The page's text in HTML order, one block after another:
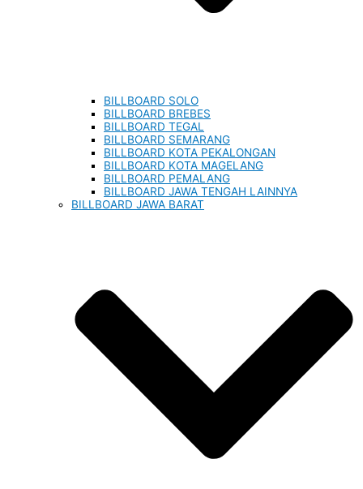
BILLBOARD SOLO
BILLBOARD BREBES
BILLBOARD TEGAL
BILLBOARD SEMARANG
BILLBOARD KOTA PEKALONGAN
BILLBOARD KOTA MAGELANG
BILLBOARD PEMALANG
BILLBOARD JAWA TENGAH LAINNYA
BILLBOARD JAWA BARAT